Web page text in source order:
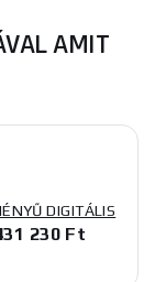
AMIT
DIGITÁLIS
230 Ft